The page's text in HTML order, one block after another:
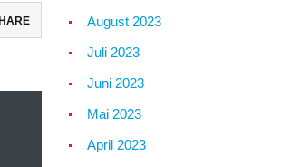
August 2023
Juli 2023
Juni 2023
Mai 2023
April 2023